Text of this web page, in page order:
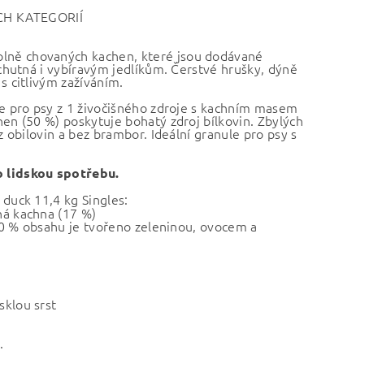
KATEGORIÍ
chovaných kachen, které jsou dodávané
i vybíravým jedlíkům. Čerstvé hrušky, dýně
citlivým zažíváním.
psy z 1 živočišného zdroje s kachním masem
(50 %) poskytuje bohatý zdroj bílkovin. Zbylých
a bez brambor. Ideální granule pro psy s
lidskou spotřebu.
11,4 kg Singles:
kachna (17 %)
obsahu je tvořeno zeleninou, ovocem a
srst